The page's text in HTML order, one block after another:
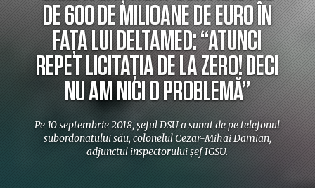
DE 600 DE MILIOANE DE EURO ÎN
FAȚA LUI DELTAMED: “ATUNCI
REPET LICITAȚIA DE LA ZERO! DECI
NU AM NICI O PROBLEMĂ”
Pe 10 septembrie 2018, șeful DSU a sunat de pe telefonul
subordonatului său, colonelul Cezar-Mihai Damian,
adjunctul inspectorului șef IGSU.